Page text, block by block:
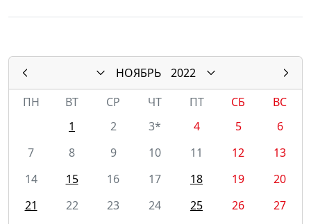
НОЯБРЬ
2022
ПН
ВТ СР ЧТ ПТ СБ
ВС
1
2 3* 4 5
6
7
8 9 10 11 12
13
14
15 16 17 18 19
20
21
22 23 24 25 26
27